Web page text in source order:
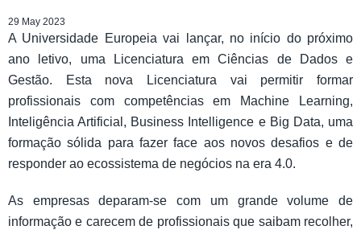
29 May 2023
A Universidade Europeia vai lançar, no início do próximo
ano letivo, uma Licenciatura em Ciências de Dados e
Gestão. Esta nova Licenciatura vai permitir formar
profissionais com competências em Machine Learning,
Inteligência Artificial, Business Intelligence e Big Data, uma
formação sólida para fazer face aos novos desafios e de
responder ao ecossistema de negócios na era 4.0.
As empresas deparam-se com um grande volume de
informação e carecem de profissionais que saibam recolher,